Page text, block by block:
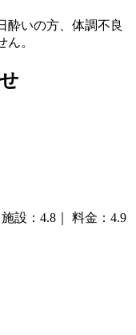
酔いの方、体調不良
。
施設： 4.8｜ 料金： 4.9